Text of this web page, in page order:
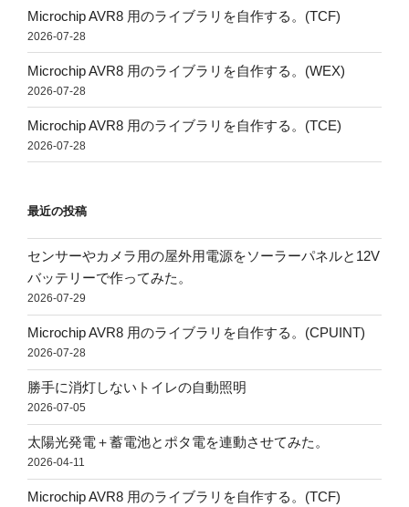
Microchip AVR8 用のライブラリを自作する。(TCF)
2026-07-28
Microchip AVR8 用のライブラリを自作する。(WEX)
2026-07-28
Microchip AVR8 用のライブラリを自作する。(TCE)
2026-07-28
最近の投稿
センサーやカメラ用の屋外用電源をソーラーパネルと12V
バッテリーで作ってみた。
2026-07-29
Microchip AVR8 用のライブラリを自作する。(CPUINT)
2026-07-28
勝手に消灯しないトイレの自動照明
2026-07-05
太陽光発電＋蓄電池とポタ電を連動させてみた。
2026-04-11
Microchip AVR8 用のライブラリを自作する。(TCF)